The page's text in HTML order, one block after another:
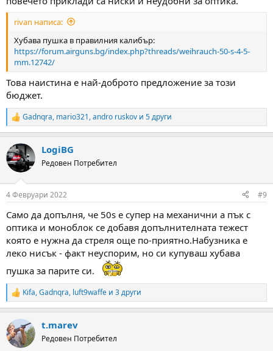
rivan написа:
Хубава пушка в правилния калибър:
https://forum.airguns.bg/index.php?threads/weihrauch-50-s-4-5-
mm.12742/
Това наистина е най-доброто предложение за този
бюджет.
R
e
c
t
i
s
Gadnqra, mario321,andro ruskov и 5 други
LogiBG
Редовен Потребител
4 Февруари 2022 #9
Само да допълня, че 50s е супер на механични а пък с
оптика и моноблок се добавя допълнителната тежест
която е нужна да стреля още по-приятно.Набузника е
леко нисък - факт неуспорим, но си купуваш хубава
пушка за парите си.
R
e
c
t
i
Kifa,Gadnqra, luft9waffe и 3 други
t.marev
Редовен Потребител